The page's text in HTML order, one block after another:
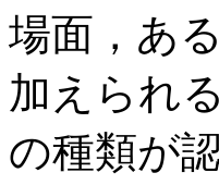
場面，あ
加えられ
の種類が